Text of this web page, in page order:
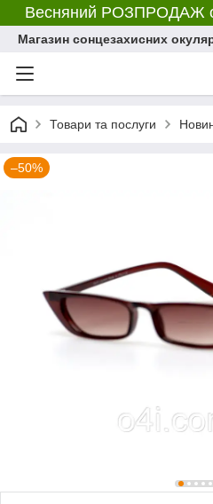
Весняний РОЗПРОДАЖ
Магазин сонцезахисних
Товари та послуги
–50%